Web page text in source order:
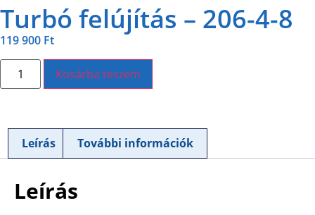
Turbó felújítás – 206-4-8
119 900 Ft
Kosárba teszem
Leírás További információk
Leírás